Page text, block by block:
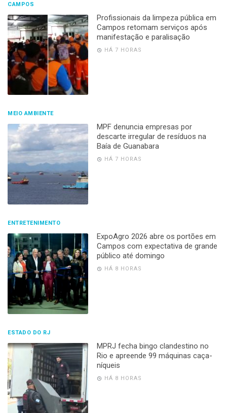
CAMPOS
Profissionais da limpeza pública em
Campos retomam serviços após
manifestação e paralisação
HÁ 7 HORAS
MEIO AMBIENTE
MPF denuncia empresas por
descarte irregular de resíduos na
Baía de Guanabara
HÁ 7 HORAS
ENTRETENIMENTO
ExpoAgro 2026 abre os portões em
Campos com expectativa de grande
público até domingo
HÁ 8 HORAS
ESTADO DO RJ
MPRJ fecha bingo clandestino no
Rio e apreende 99 máquinas caça-
níqueis
HÁ 8 HORAS